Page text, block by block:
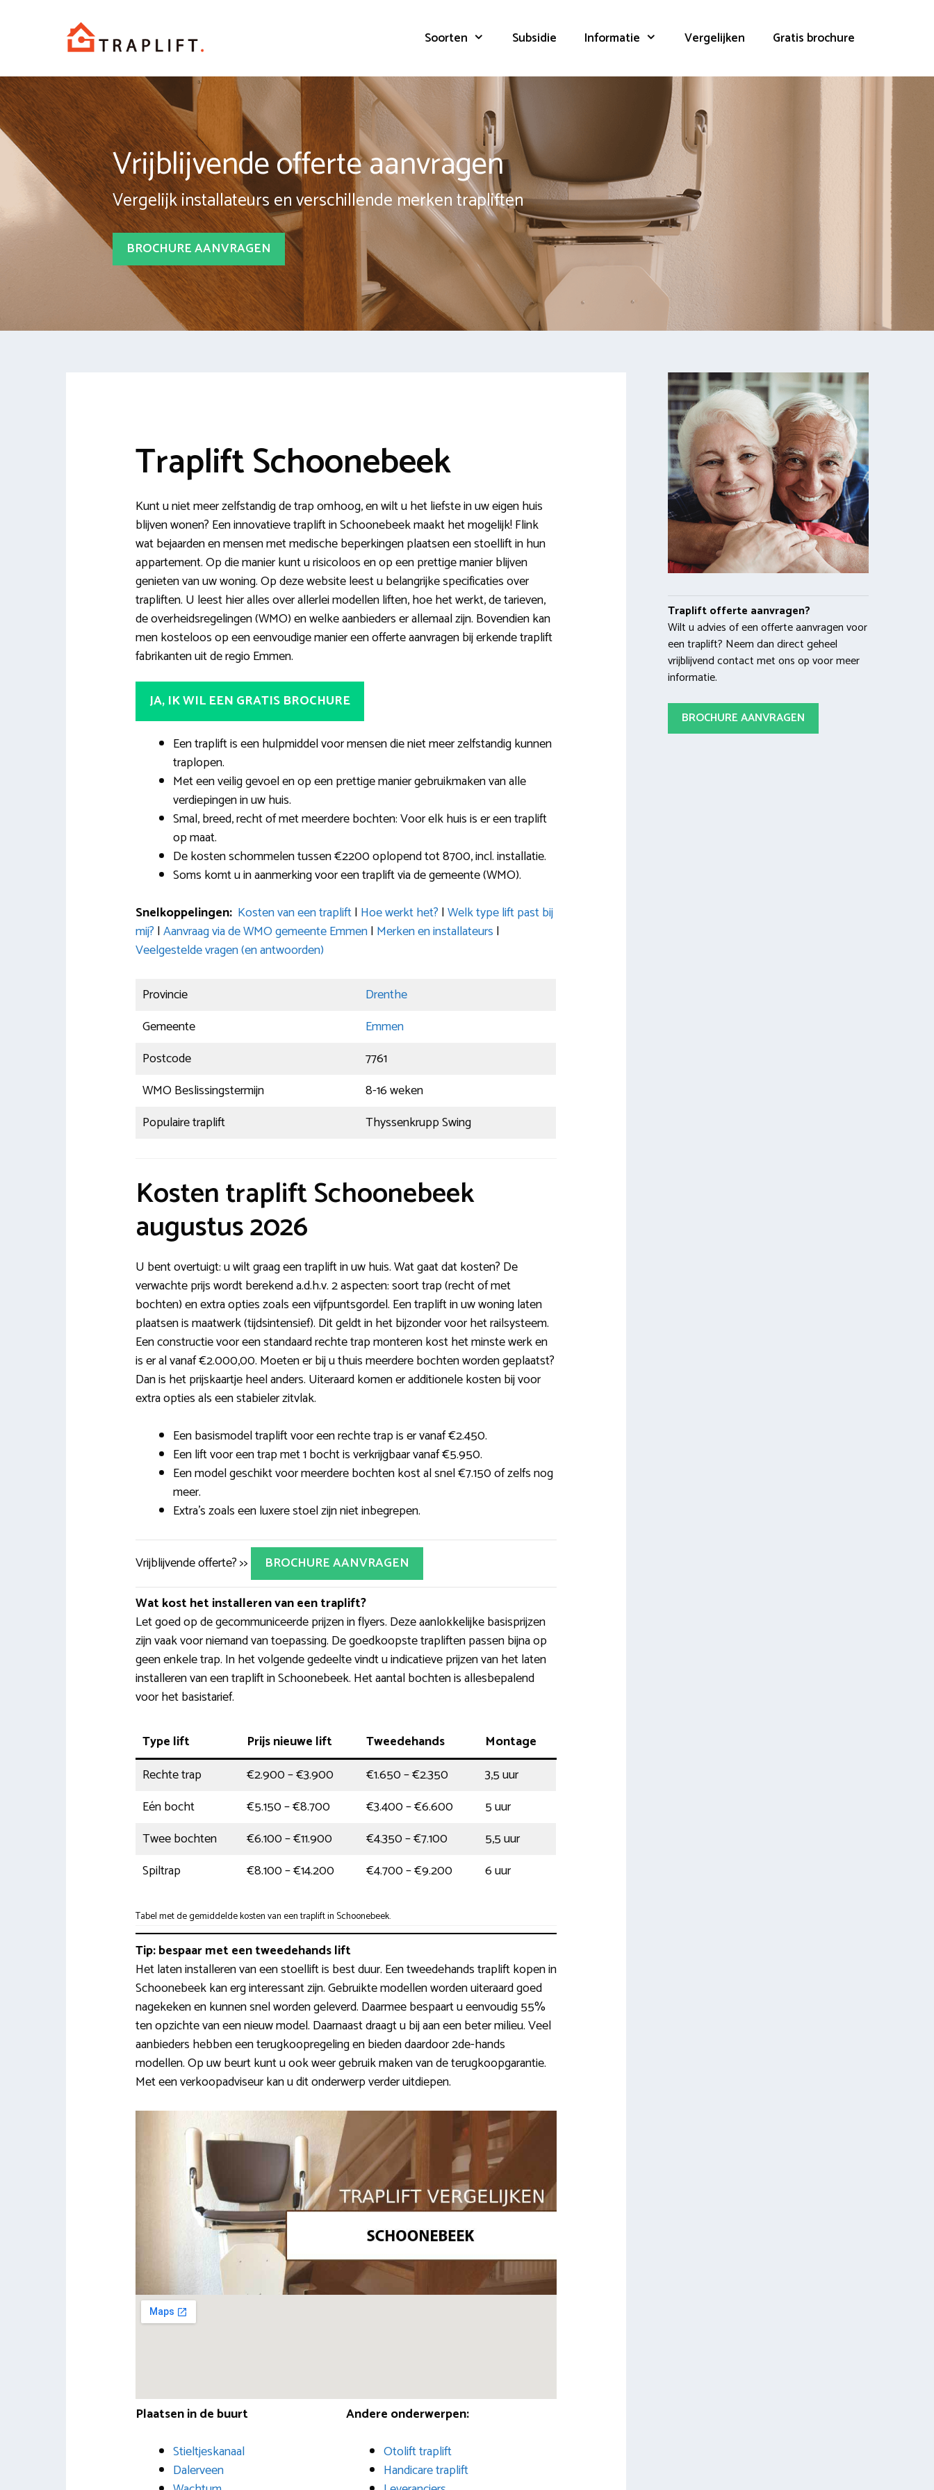
Soorten Subsidie Informatie Vergelijken Gratis brochure
Vrijblijvende offerte aanvragen
Vergelijk installateurs en verschillende merken trapliften
BROCHURE AANVRAGEN
Traplift Schoonebeek
Kunt u niet meer zelfstandig de trap omhoog, en wilt u het liefste in uw eigen huis
blijven wonen? Een innovatieve traplift in Schoonebeek maakt het mogelijk! Flink
wat bejaarden en mensen met medische beperkingen plaatsen een stoellift in hun
appartement. Op die manier kunt u risicoloos en op een prettige manier blijven
genieten van uw woning. Op deze website leest u belangrijke specificaties over
trapliften. U leest hier alles over allerlei modellen liften, hoe het werkt, de tarieven,
de overheidsregelingen (WMO) en welke aanbieders er allemaal zijn. Bovendien kan
men kosteloos op een eenvoudige manier een offerte aanvragen bij erkende traplift
fabrikanten uit de regio Emmen.
JA, IK WIL EEN GRATIS BROCHURE
Een traplift is een hulpmiddel voor mensen die niet meer zelfstandig kunnen
traplopen.
Met een veilig gevoel en op een prettige manier gebruikmaken van alle
verdiepingen in uw huis.
Smal, breed, recht of met meerdere bochten: Voor elk huis is er een traplift
op maat.
De kosten schommelen tussen €2200 oplopend tot 8700, incl. installatie.
Soms komt u in aanmerking voor een traplift via de gemeente (WMO).
Snelkoppelingen: Kosten van een traplift| Hoe werkt het? |Welk type lift past bij
mij? |Aanvraag via de WMO gemeente Emmen| Merken en installateurs |
Veelgestelde vragen (en antwoorden)
Provincie
Drenthe
Gemeente
Emmen
Postcode
7761
WMO Beslissingstermijn
8-16 weken
Populaire traplift
Thyssenkrupp Swing
Kosten traplift Schoonebeek
augustus 2026
U bent overtuigt: u wilt graag een traplift in uw huis. Wat gaat dat kosten? De
verwachte prijs wordt berekend a.d.h.v. 2 aspecten: soort trap (recht of met
bochten) en extra opties zoals een vijfpuntsgordel. Een traplift in uw woning laten
plaatsen is maatwerk (tijdsintensief). Dit geldt in het bijzonder voor het railsysteem.
Een constructie voor een standaard rechte trap monteren kost het minste werk en
is er al vanaf €2.000,00. Moeten er bij u thuis meerdere bochten worden geplaatst?
Dan is het prijskaartje heel anders. Uiteraard komen er additionele kosten bij voor
extra opties als een stabieler zitvlak.
Een basismodel traplift voor een rechte trap is er vanaf €2.450.
Een lift voor een trap met 1 bocht is verkrijgbaar vanaf €5.950.
Een model geschikt voor meerdere bochten kost al snel €7.150 of zelfs nog
meer.
Extra’s zoals een luxere stoel zijn niet inbegrepen.
Vrijblijvende offerte? >>
BROCHURE AANVRAGEN
Wat kost het installeren van een traplift?
Let goed op de gecommuniceerde prijzen in flyers. Deze aanlokkelijke basisprijzen
zijn vaak voor niemand van toepassing. De goedkoopste trapliften passen bijna op
geen enkele trap. In het volgende gedeelte vindt u indicatieve prijzen van het laten
installeren van een traplift in Schoonebeek. Het aantal bochten is allesbepalend
voor het basistarief.
Type lift Prijs nieuwe lift Tweedehands
Montage
Rechte trap
€2.900 – €3.900 €1.650 – €2.350
3,5 uur
Eén bocht
€5.150 – €8.700 €3.400 – €6.600
5 uur
Twee bochten
€6.100 – €11.900 €4.350 – €7.100
5,5 uur
Spiltrap
€8.100 – €14.200 €4.700 – €9.200 6 uur
Tabel met de gemiddelde kosten van een traplift in Schoonebeek.
Tip: bespaar met een tweedehands lift
Het laten installeren van een stoellift is best duur. Een tweedehands traplift kopen in
Schoonebeek kan erg interessant zijn. Gebruikte modellen worden uiteraard goed
nagekeken en kunnen snel worden geleverd. Daarmee bespaart u eenvoudig 55%
ten opzichte van een nieuw model. Daarnaast draagt u bij aan een beter milieu. Veel
aanbieders hebben een terugkoopregeling en bieden daardoor 2de-hands
modellen. Op uw beurt kunt u ook weer gebruik maken van de terugkoopgarantie.
Met een verkoopadviseur kan u dit onderwerp verder uitdiepen.
Plaatsen in de buurt
Stieltjeskanaal
Dalerveen
Andere onderwerpen:
Otolift traplift
Handicare traplift
Traplift offerte aanvragen?
Wilt u advies of een offerte aanvragen voor
een traplift? Neem dan direct geheel
vrijblijvend contact met ons op voor meer
informatie.
BROCHURE AANVRAGEN